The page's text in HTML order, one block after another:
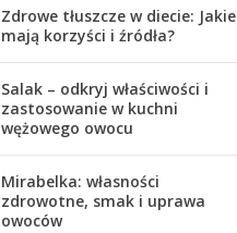
Zdrowe tłuszcze w diecie: Jakie
mają korzyści i źródła?
Salak – odkryj właściwości i
zastosowanie w kuchni
wężowego owocu
Mirabelka: własności
zdrowotne, smak i uprawa
owoców